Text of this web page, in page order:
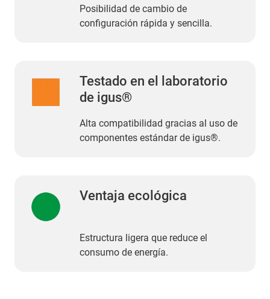
Posibilidad de cambio de
configuración rápida y sencilla.
Testado en el laboratorio
de igus®
Alta compatibilidad gracias al uso de
componentes estándar de igus®.
Ventaja ecológica
Estructura ligera que reduce el
consumo de energía.